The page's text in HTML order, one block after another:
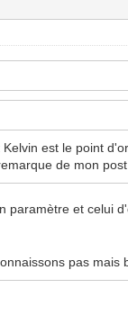
est le point
de mon
et celui
pas